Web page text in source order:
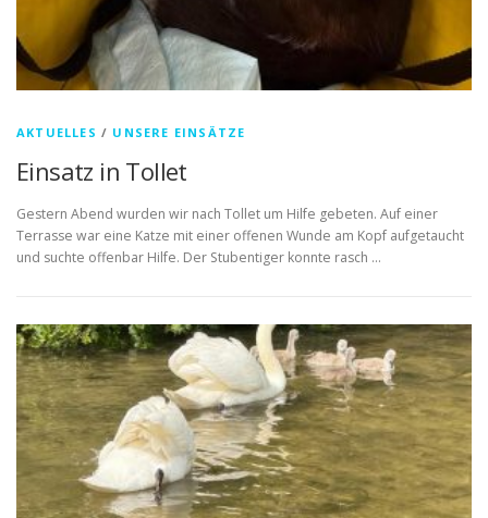
AKTUELLES / UNSERE EINSÄTZE
Einsatz in Tollet
Gestern Abend wurden wir nach Tollet um Hilfe gebeten. Auf einer
Terrasse war eine Katze mit einer offenen Wunde am Kopf aufgetaucht
und suchte offenbar Hilfe. Der Stubentiger konnte rasch …